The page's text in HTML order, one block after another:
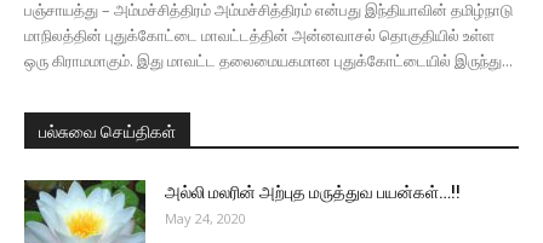
பஞ்சாயத்து – அம்மச்சித்திரம் அம்மச்சித்திரம் என்பது இந்தியாவின் தமிழ்நாடு
மாநிலத்தின் புதுக்கோட்டை மாவட்டத்தின் அன்னவாசல் தொகுதியில் உள்ள
ஒரு கிராமமாகும். இது மாவட்ட தலைமையகமான புதுக்கோட்டையில் இருந்து...
பல்சுவை செய்திகள்
அல்லி மலரின் அற்புத மருத்துவ பயன்கள்…!!
May 24, 2020